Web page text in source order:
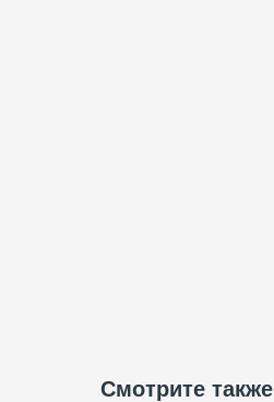
Смотрите также